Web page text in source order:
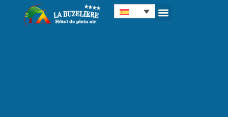
Panel de gestión de cookies